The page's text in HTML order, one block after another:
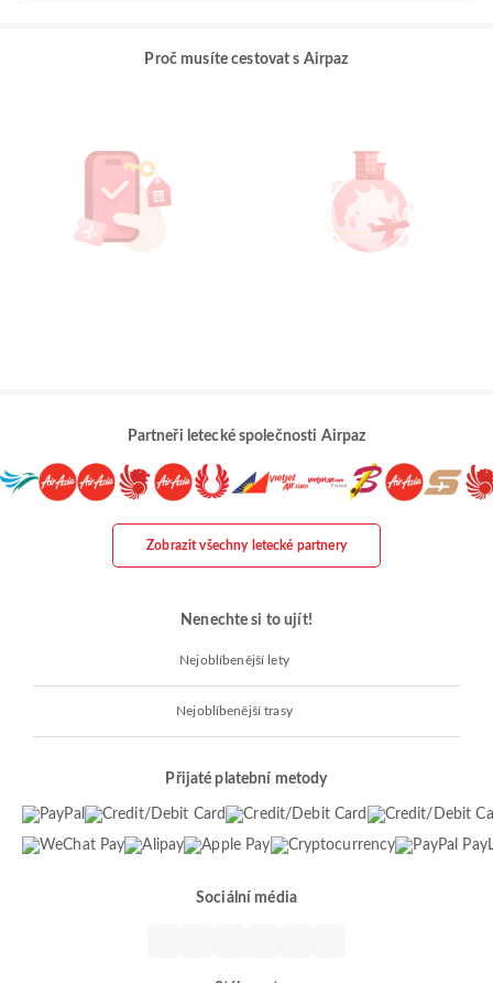
Proč musíte cestovat s Airpaz
Partneři letecké společnosti Airpaz
Zobrazit všechny letecké partnery
Nenechte si to ujít!
Nejoblíbenější lety
Nejoblíbenější trasy
Přijaté platební metody
Sociální média